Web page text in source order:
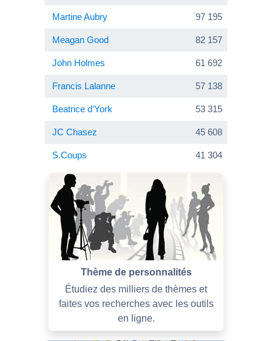
Martine Aubry 97 195
Meagan Good 82 157
John Holmes 61 692
Francis Lalanne 57 138
Beatrice d'York 53 315
JC Chasez 45 608
S.Coups 41 304
Thème de personnalités
Étudiez des milliers de thèmes et
faites vos recherches avec les outils
en ligne.